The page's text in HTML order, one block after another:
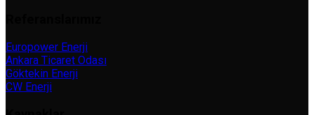
Europower Enerji
Ankara Ticaret Odası
Göktekin Enerji
CW Enerji